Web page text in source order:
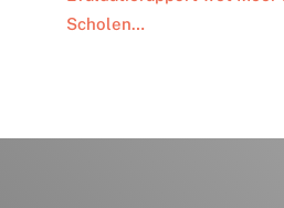
Scholen…